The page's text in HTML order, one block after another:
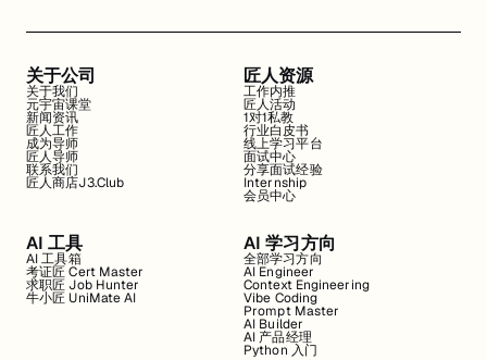
关于公司
关于我们
元宇宙课堂
新闻资讯
匠人工作
成为导师
匠人导师
联系我们
匠人商店J3.Club
匠人资源
工作内推
匠人活动
1对1私教
行业白皮书
线上学习平台
面试中心
分享面试经验
Internship
会员中心
AI 工具
AI 工具箱
考证匠 Cert Master
求职匠 Job Hunter
牛小匠 UniMate AI
AI 学习方向
全部学习方向
AI Engineer
Context Engineering
Vibe Coding
Prompt Master
AI Builder
AI 产品经理
Python 入门